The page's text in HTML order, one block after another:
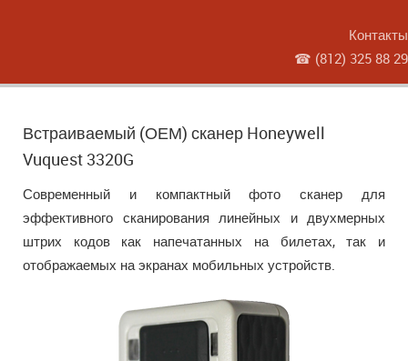
Контакты
☎ (812) 325 88 29
Встраиваемый (ОЕМ) сканер Honeywell
Vuquest 3320G
Современный и компактный фото сканер для
эффективного сканирования линейных и двухмерных
штрих кодов как напечатанных на билетах, так и
отображаемых на экранах мобильных устройств.